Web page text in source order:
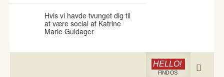
Hvis vi havde tvunget dig til
at være social af Katrine
Marie Guldager
HELLO!
FIND OS